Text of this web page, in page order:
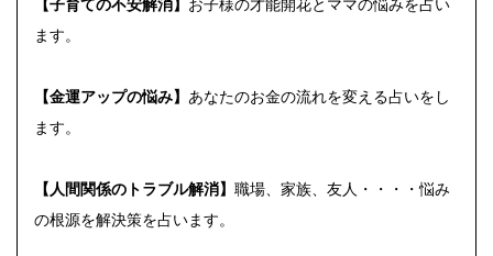
【子育ての不安解消】 お子様の才能開花とママの悩みを占い
ます。
【金運アップの悩み】 あなたのお金の流れを変える占いをし
ます。
【人間関係のトラブル解消】 職場、家族、友人・・・・悩み
の根源を解決策を占います。